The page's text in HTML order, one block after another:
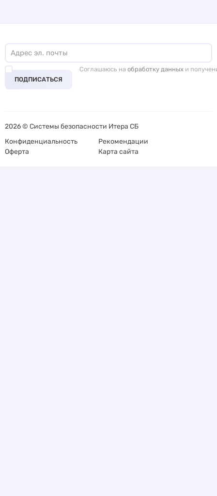
ПОДПИСАТЬСЯ
Соглашаюсь на обработку данных и
2026 © Системы безопасности Итера СБ
Конфиденциальность
Рекомендации
Оферта
Карта сайта